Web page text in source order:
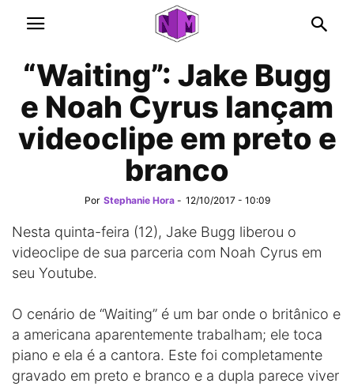
“Waiting”: Jake Bugg
e Noah Cyrus lançam
videoclipe em preto e
branco
Por Stephanie Hora - 12/10/2017 - 10:09
Nesta quinta-feira (12), Jake Bugg liberou o
videoclipe de sua parceria com Noah Cyrus em
seu Youtube.
O cenário de “Waiting” é um bar onde o britânico e
a americana aparentemente trabalham; ele toca
piano e ela é a cantora. Este foi completamente
gravado em preto e branco e a dupla parece viver